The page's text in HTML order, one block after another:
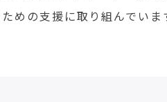
めの支援に取り組んでいま